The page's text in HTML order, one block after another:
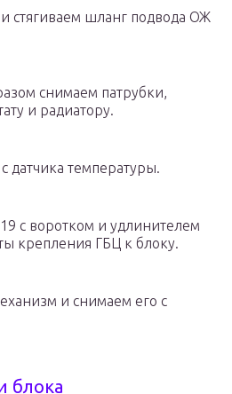
стягиваем шланг подвода ОЖ
снимаем патрубки,
и радиатору.
датчика температуры.
с воротком и удлинителем
крепления ГБЦ к блоку.
и снимаем его с
блока